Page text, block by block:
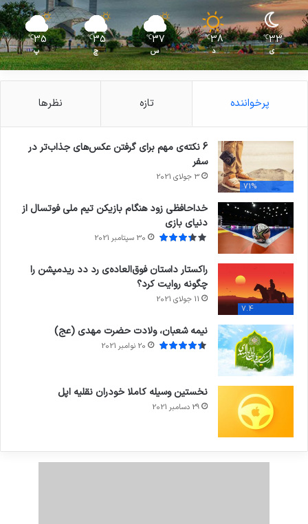
33
℃
ی
38
℃
د
37
℃
س
35
℃
چ
35
℃
پ
پرخواننده تازه نظرها
71%
6 نکته‌ی مهم برای گرفتن عکس‌های جذاب‌تر در
سفر
3 جولای 2021
خداحافظی زود هنگام بازیکن تیم ملی فوتسال از
دنیای بازی
30 سپتامبر 2021
7.4
راکستار داستان فوق‌العاده‌ی رد دد ریدمپشن را
چگونه روایت کرد؟
11 جولای 2021
نیمه شعبان، ولادت حضرت مهدی (عج)
20 نوامبر 2021
نخستین وسیله کاملا خودران نقلیه اپل
29 دسامبر 2021